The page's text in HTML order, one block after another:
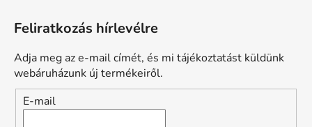
Feliratkozás hírlevélre
Adja meg az e-mail címét, és mi tájékoztatást küldünk
webáruházunk új termékeiről.
E-mail